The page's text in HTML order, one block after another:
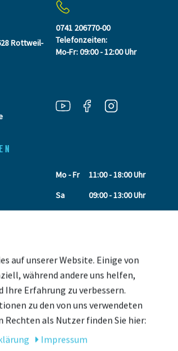
Rottweil-
0741 206770-00
Telefonzeiten:
Mo-Fr: 09:00 - 12:00 Uhr
Mo - Fr
11:00 - 18:00 Uhr
Sa
09:00 - 13:00 Uhr
Unser Team
Kontakt
Kundengalerie
Laden & Servicepoint
Events
auf unserer Website. Einige von
während andere uns helfen,
Ihre Erfahrung zu verbessern.
zu den von uns verwendeten
Rechten als Nutzer finden Sie hier:
Impressum